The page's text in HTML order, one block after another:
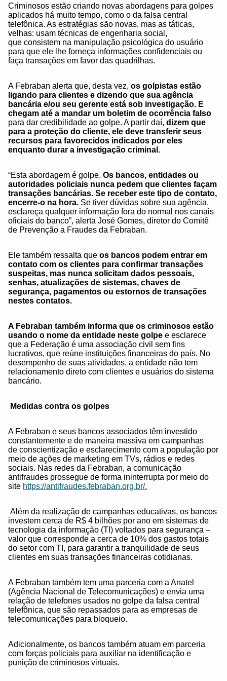
Criminosos estão criando novas abordagens para golpes
aplicados há muito tempo, como o da falsa central
telefônica. As estratégias são novas, mas as táticas,
velhas: usam técnicas de engenharia social,
que consistem na manipulação psicológica do usuário
para que ele lhe forneça informações confidenciais ou
faça transações em favor das quadrilhas.
A Febraban alerta que, desta vez, os golpistas estão
ligando para clientes e dizendo que sua agência
bancária e/ou seu gerente está sob investigação. E
chegam até a mandar um boletim de ocorrência falso
para dar credibilidade ao golpe. A partir daí, dizem que
para a proteção do cliente, ele deve transferir seus
recursos para favorecidos indicados por eles
enquanto durar a investigação criminal.
“Esta abordagem é golpe. Os bancos, entidades ou
autoridades policiais nunca pedem que clientes façam
transações bancárias. Se receber este tipo de contato,
encerre-o na hora. Se tiver dúvidas sobre sua agência,
esclareça qualquer informação fora do normal nos canais
oficiais do banco”, alerta José Gomes, diretor do Comitê
de Prevenção a Fraudes da Febraban.
Ele também ressalta que os bancos podem entrar em
contato com os clientes para confirmar transações
suspeitas, mas nunca solicitam dados pessoais,
senhas, atualizações de sistemas, chaves de
segurança, pagamentos ou estornos de transações
nestes contatos.
A Febraban também informa que os criminosos estão
usando o nome da entidade neste golpe e esclarece
que a Federação é uma associação civil sem fins
lucrativos, que reúne instituições financeiras do país. No
desempenho de suas atividades, a entidade não tem
relacionamento direto com clientes e usuários do sistema
bancário.
Medidas contra os golpes
A Febraban e seus bancos associados têm investido
constantemente e de maneira massiva em campanhas
de conscientização e esclarecimento com a população por
meio de ações de marketing em TVs, rádios e redes
sociais. Nas redes da Febraban, a comunicação
antifraudes prossegue de forma ininterrupta por meio do
site https://antifraudes.febraban.org.br/.
Além da realização de campanhas educativas, os bancos
investem cerca de R$ 4 bilhões por ano em sistemas de
tecnologia da informação (TI) voltados para segurança –
valor que corresponde a cerca de 10% dos gastos totais
do setor com TI, para garantir a tranquilidade de seus
clientes em suas transações financeiras cotidianas.
A Febraban também tem uma parceria com a Anatel
(Agência Nacional de Telecomunicações) e envia uma
relação de telefones usados no golpe da falsa central
telefônica, que são repassados para as empresas de
telecomunicações para bloqueio.
Adicionalmente, os bancos também atuam em parceria
com forças policiais para auxiliar na identificação e
punição de criminosos virtuais.